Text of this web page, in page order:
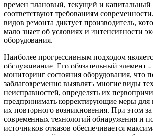
времен плановый, текущий и капитальный
соответствуют требованиям
видов ремонта диктует производитель,
мало знает об условиях и интенсивности
оборудования.
Наиболее прогрессивным подходом
обслуживание. Его обязательный элемент -
мониторинг состояния оборудования, что
заблаговременно выявлять многие виды
неисправностей, определять их
предпринимать корректирующие меры для
их повторного возникновения. При этом
современных технологий обнаружения и
источников отказов обеспечивается